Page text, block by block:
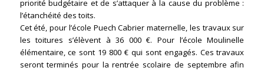
priorité budgétaire et de s’attaquer à la cause du problème :
l’étanchéité des toits.
Cet été, pour l’école Puech Cabrier maternelle, les travaux sur
les toitures s’élèvent à 36 000 €. Pour l’école Moulinelle
élémentaire, ce sont 19 800 € qui sont engagés. Ces travaux
seront terminés pour la rentrée scolaire de septembre afin